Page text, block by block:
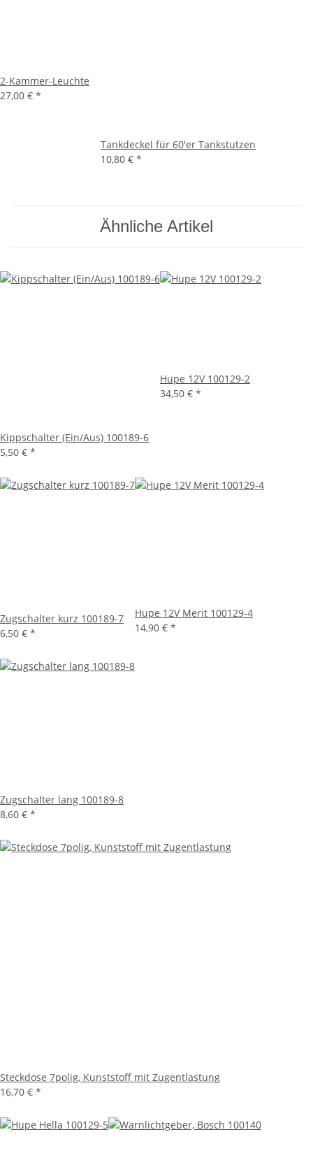
2-Kammer-Leuchte
27,00 € *
Tankdeckel für 60'er Tankstutzen
10,80 € *
Ähnliche Artikel
Kippschalter (Ein/Aus) 100189-6
5,50 € *
Hupe 12V 100129-2
34,50 € *
Zugschalter kurz 100189-7
6,50 € *
Hupe 12V Merit 100129-4
14,90 € *
Zugschalter lang 100189-8
8,60 € *
Steckdose 7polig, Kunststoff mit Zugentlastung
16,70 € *